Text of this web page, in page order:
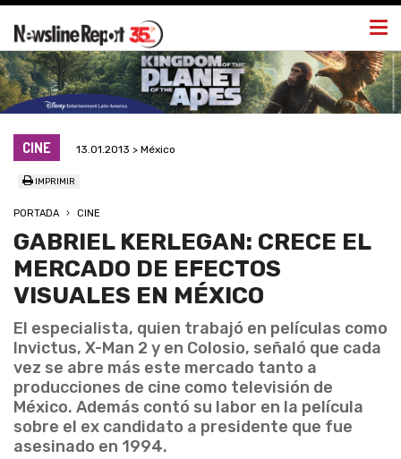
CINE 13.01.2013 > México
IMPRIMIR
PORTADA CINE
GABRIEL KERLEGAN: CRECE EL
MERCADO DE EFECTOS
VISUALES EN MÉXICO
El especialista, quien trabajó en películas como
Invictus, X-Man 2 y en Colosio, señaló que cada
vez se abre más este mercado tanto a
producciones de cine como televisión de
México. Además contó su labor en la película
sobre el ex candidato a presidente que fue
asesinado en 1994.